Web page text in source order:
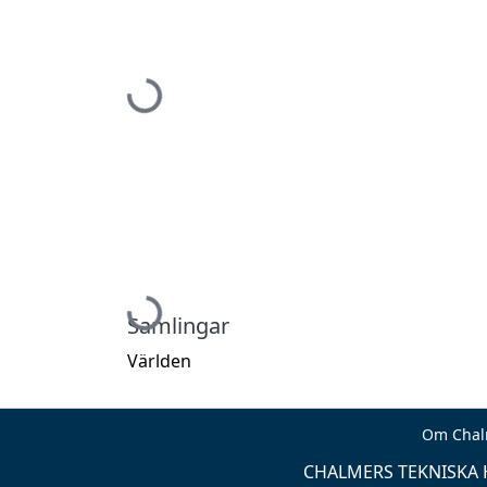
Hämtar...
Hämtar...
Samlingar
Världen
Om
CHALMERS